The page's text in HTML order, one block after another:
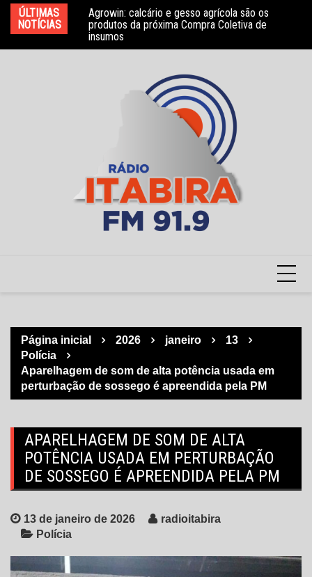
para
conteúdo
ÚLTIMAS
NOTÍCIAS
Agrowin: calcário e gesso agrícola são os
produtos da próxima Compra Coletiva de
insumos
Novo convênio com a Associação Nosso Lar
garante atendimento a crianças com TEA
Página inicial 2026 janeiro
13
Polícia
Aparelhagem de som de alta potência usada em
perturbação de sossego é apreendida pela PM
APARELHAGEM DE SOM DE ALTA
POTÊNCIA USADA EM PERTURBAÇÃO
DE SOSSEGO É APREENDIDA PELA PM
13 de janeiro de 2026
radioitabira
Polícia